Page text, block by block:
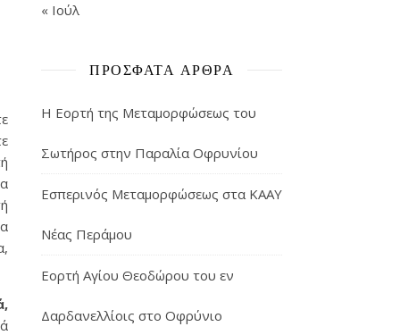
« Ιούλ
ΠΡΌΣΦΑΤΑ ΆΡΘΡΑ
Η Εορτή της Μεταμορφώσεως του
Σωτήρος στην Παραλία Οφρυνίου
Εσπερινός Μεταμορφώσεως στα ΚΑΑΥ
Νέας Περάμου
Εορτή Αγίου Θεοδώρου του εν
Δαρδανελλίοις στο Οφρύνιο